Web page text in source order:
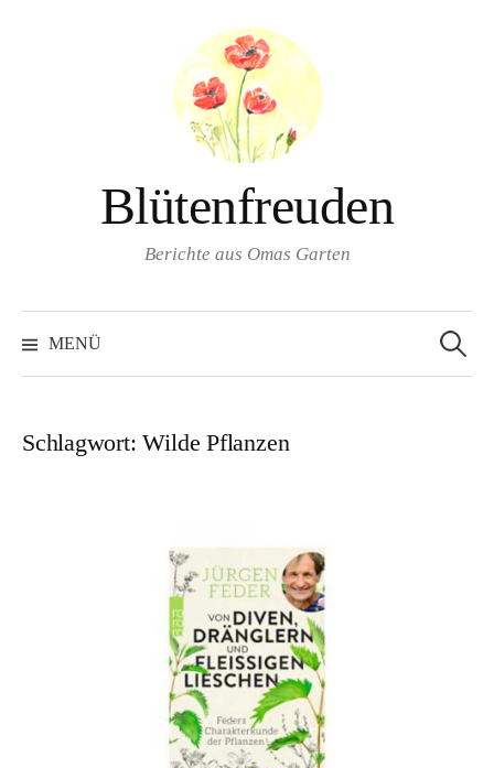
Blütenfreuden
Berichte aus Omas Garten
MENÜ
nach:
Schlagwort:Wilde Pflanzen